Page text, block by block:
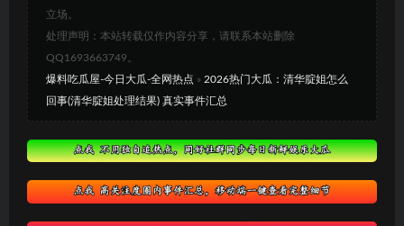
立场。
处理声明：本站转载仅作内容分享，请联系本站删除
QQ1693663749。
爆料吃瓜屋-今日大瓜-全网热点 » 2026热门大瓜：清华腚姐怎么
回事(清华腚姐处理结果) 真实事件汇总